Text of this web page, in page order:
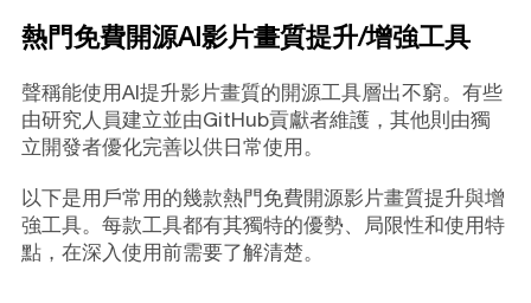
熱門免費開源AI影片畫質提升/增強工具
聲稱能使用AI提升影片畫質的開源工具層出不窮。有些
由研究人員建立並由GitHub貢獻者維護，其他則由獨
立開發者優化完善以供日常使用。
以下是用戶常用的幾款熱門免費開源影片畫質提升與增
強工具。每款工具都有其獨特的優勢、局限性和使用特
點，在深入使用前需要了解清楚。